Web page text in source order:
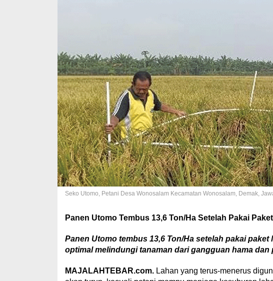
Seko Utomo, Petani Desa Wonosalam Kecamatan Wonosalam, Demak,
Panen Utomo Tembus 13,6 Ton/Ha Setelah Pakai
Panen Utomo tembus 13,6 Ton/Ha setelah pakai
optimal melindungi tanaman dari gangguan hama
MAJALAHTEBAR.com.Lahan yang terus-menerus